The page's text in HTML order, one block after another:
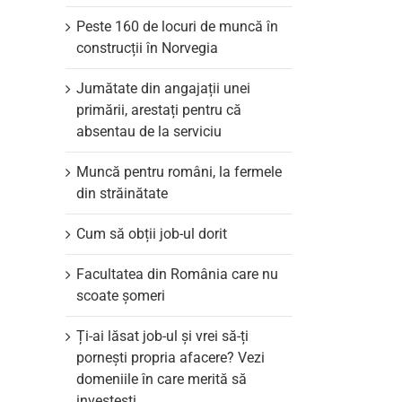
Peste 160 de locuri de muncă în
construcții în Norvegia
Jumătate din angajații unei
primării, arestați pentru că
absentau de la serviciu
Muncă pentru români, la fermele
din străinătate
Cum să obții job-ul dorit
Facultatea din România care nu
scoate şomeri
Ți-ai lăsat job-ul și vrei să-ți
pornești propria afacere? Vezi
domeniile în care merită să